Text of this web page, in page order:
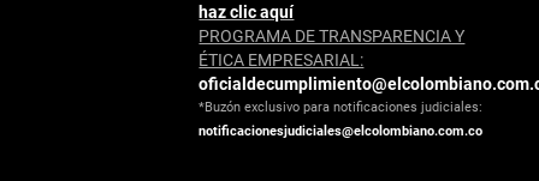
haz clic aquí
PROGRAMA DE TRANSPARENCIA Y
ÉTICA EMPRESARIAL:
*Buzón exclusivo para notificaciones judiciales:
notificacionesjudiciales@elcolombiano.com.co